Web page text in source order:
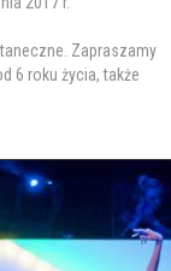
Zapraszamy
6 roku życia, także